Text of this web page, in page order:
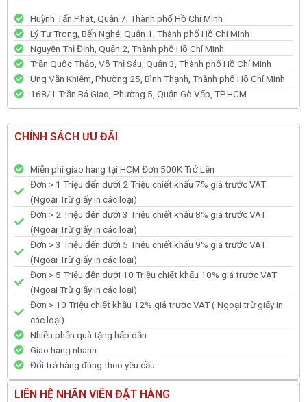
Huỳnh Tấn Phát, Quận 7, Thành phố Hồ Chí Minh
Lý Tự Trọng, Bến Nghé, Quận 1, Thành phố Hồ Chí Minh
Nguyễn Thị Định, Quận 2, Thành phố Hồ Chí Minh
Trần Quốc Thảo, Võ Thị Sáu, Quận 3, Thành phố Hồ Chí Minh
Ung Văn Khiêm, Phường 25, Bình Thạnh, Thành phố Hồ Chí Minh
168/1 Trần Bá Giao, Phường 5, Quận Gò Vấp, TP.HCM
CHÍNH SÁCH ƯU ĐÃI
Miễn phí giao hàng tại HCM Đơn 500K Trở Lên
Đơn > 1 Triệu đến dưới 2 Triệu chiết khấu 7% giá trước VAT
(Ngoại Trừ giấy in các loại)
Đơn > 2 Triệu đến dưới 3 Triệu chiết khấu 8% giá trước VAT
(Ngoại Trừ giấy in các loại)
Đơn > 3 Triệu đến dưới 5 Triệu chiết khấu 9% giá trước VAT
(Ngoại Trừ giấy in các loại)
Đơn > 5 Triệu đến dưới 10 Triệu chiết khấu 10% giá trước VAT
(Ngoại Trừ giấy in các loại)
Đơn > 10 Triệu chiết khấu 12% giá trước VAT ( Ngoại trừ giấy in
các loại)
Nhiều phần quà tặng hấp dẫn
Giao hàng nhanh
Đổi trả hàng đúng theo yêu cầu
LIÊN HỆ NHÂN VIÊN ĐẶT HÀNG